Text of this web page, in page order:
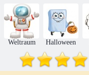
Candy Match
Weltraum Halloween